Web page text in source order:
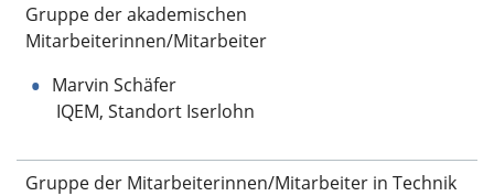
Gruppe der akademischen
Mitarbeiterinnen/Mitarbeiter
Marvin Schäfer
IQEM, Standort Iserlohn
Gruppe der Mitarbeiterinnen/Mitarbeiter in Technik